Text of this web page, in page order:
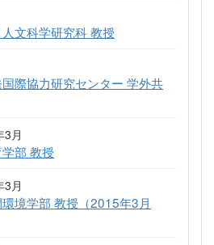
文科学研究科 教授
際協力研究センター 学外共
月
部 教授
月
境学部 教授（2015年3月